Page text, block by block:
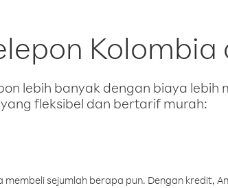
lebih banyak dengan biaya lebih
yang fleksibel dan bertarif murah:
sejumlah berapa pun. Dengan kredit,